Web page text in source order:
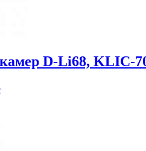
D-Li68, KLIC-